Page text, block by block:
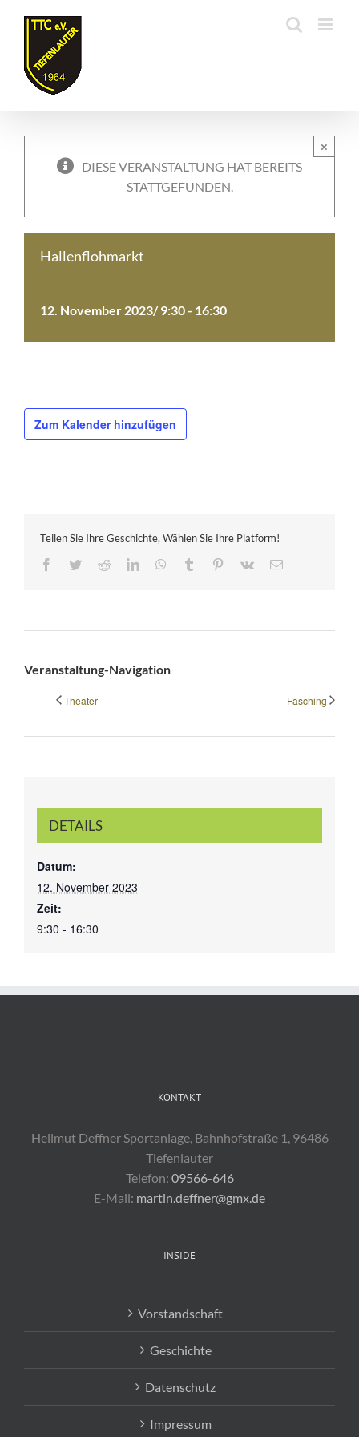
springen
×
DIESE VERANSTALTUNG HAT BEREITS
STATTGEFUNDEN.
Hallenflohmarkt
12. November 2023/ 9:30- 16:30
Zum Kalender hinzufügen
Teilen Sie Ihre Geschichte, Wählen Sie Ihre Platform!
Facebook
TwitterRedditLinkedInWhatsApp
Tumblr Pinterest
Vk
E-
Veranstaltung-Navigation
Theater Fasching
DETAILS
Datum:
12. November 2023
Zeit:
9:30 - 16:30
KONTAKT
Hellmut Deffner Sportanlage, Bahnhofstraße 1, 96486
Tiefenlauter
Telefon: 09566-646
E-Mail: martin.deffner@gmx.de
INSIDE
Vorstandschaft
Geschichte
Datenschutz
Impressum